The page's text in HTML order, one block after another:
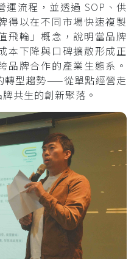
運流程，並透過 SOP、供
得以在不同市場快速複製
飛輪」概念，說明當品牌
本下降與口碑擴散形成正
品牌合作的產業生態系。
轉型趨勢——從單點經營走
共生的創新聚落。